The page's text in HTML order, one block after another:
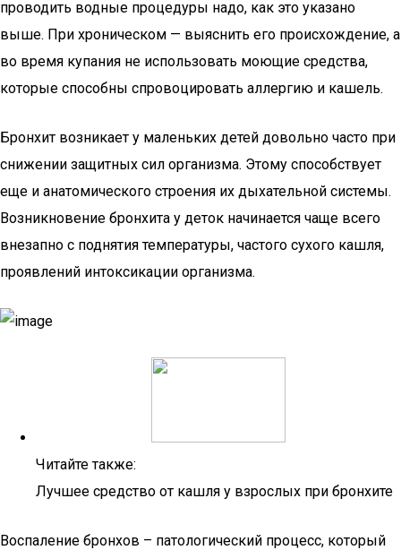
проводить водные процедуры надо, как это указано
выше. При хроническом — выяснить его происхождение, а
во время купания не использовать моющие средства,
которые способны спровоцировать аллергию и кашель.
Бронхит возникает у маленьких детей довольно часто при
снижении защитных сил организма. Этому способствует
еще и анатомического строения их дыхательной системы.
Возникновение бронхита у деток начинается чаще всего
внезапно с поднятия температуры, частого сухого кашля,
проявлений интоксикации организма.
Читайте также:
Лучшее средство от кашля у взрослых при бронхите
Воспаление бронхов – патологический процесс, который